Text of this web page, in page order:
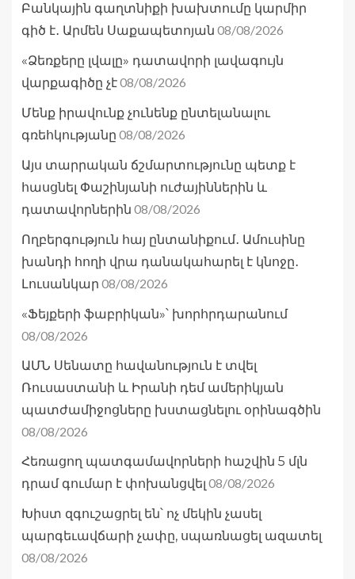
Բանկային գաղտնիքի խախտումը կարմիր
գիծ է․ Արմեն Սաքապետոյան 08/08/2026
«Ձեռքերը լվալը» դատավորի լավագույն
վարքագիծը չէ08/08/2026
Մենք իրավունք չունենք ընտելանալու
գռեհկությանը 08/08/2026
Այս տարրական ճշմարտությունը պետք է
հասցնել Փաշինյանի ուժայիններին և
դատավորներին 08/08/2026
Ողբերգություն հայ ընտանիքում․ Ամուսինը
խանդի հողի վրա դանակահարել է կնոջը․
Լուսանկար 08/08/2026
«Ֆեյքերի ֆաբրիկան»՝ խորհրդարանում
08/08/2026
ԱՄՆ Սենատը հավանություն է տվել
Ռուսաստանի և Իրանի դեմ ամերիկյան
պատժամիջոցները խստացնելու օրինագծին
08/08/2026
Հեռացող պատգամավորների հաշվին 5 մլն
դրամ գումար է փոխանցվել 08/08/2026
Խիստ զգուշացրել են՝ ոչ մեկին չասել
պարգեւավճարի չափը, սպառնացել ազատել
08/08/2026